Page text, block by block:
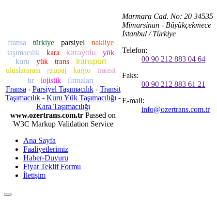
Marmara Cad. No: 20 34535
Mimarsinan - Büyükçekmece
İstanbul / Türkiye
Telefon:
00 90 212 883 04 64
Faks:
00 90 212 883 61 21
E-mail:
info@ozertrans.com.tr
fransa türkiye parsiyel
nakliye
taşımacılık
kara karayolu
yük
kuru
yük trans
transport
uluslararası
grupaj kargo
transit
tır
lojistik firmaları
Fransa- Parsiyel Taşımacılık- Transit
Taşımacılık - Kuru Yük Taşımacılığı -
Kara Taşımacılığı
www.ozertrans.com.tr Passed on
W3C Markup Validation Service
Ana Sayfa
Faaliyetlerimiz
Haber-Duyuru
Fiyat Teklif Formu
İletişim